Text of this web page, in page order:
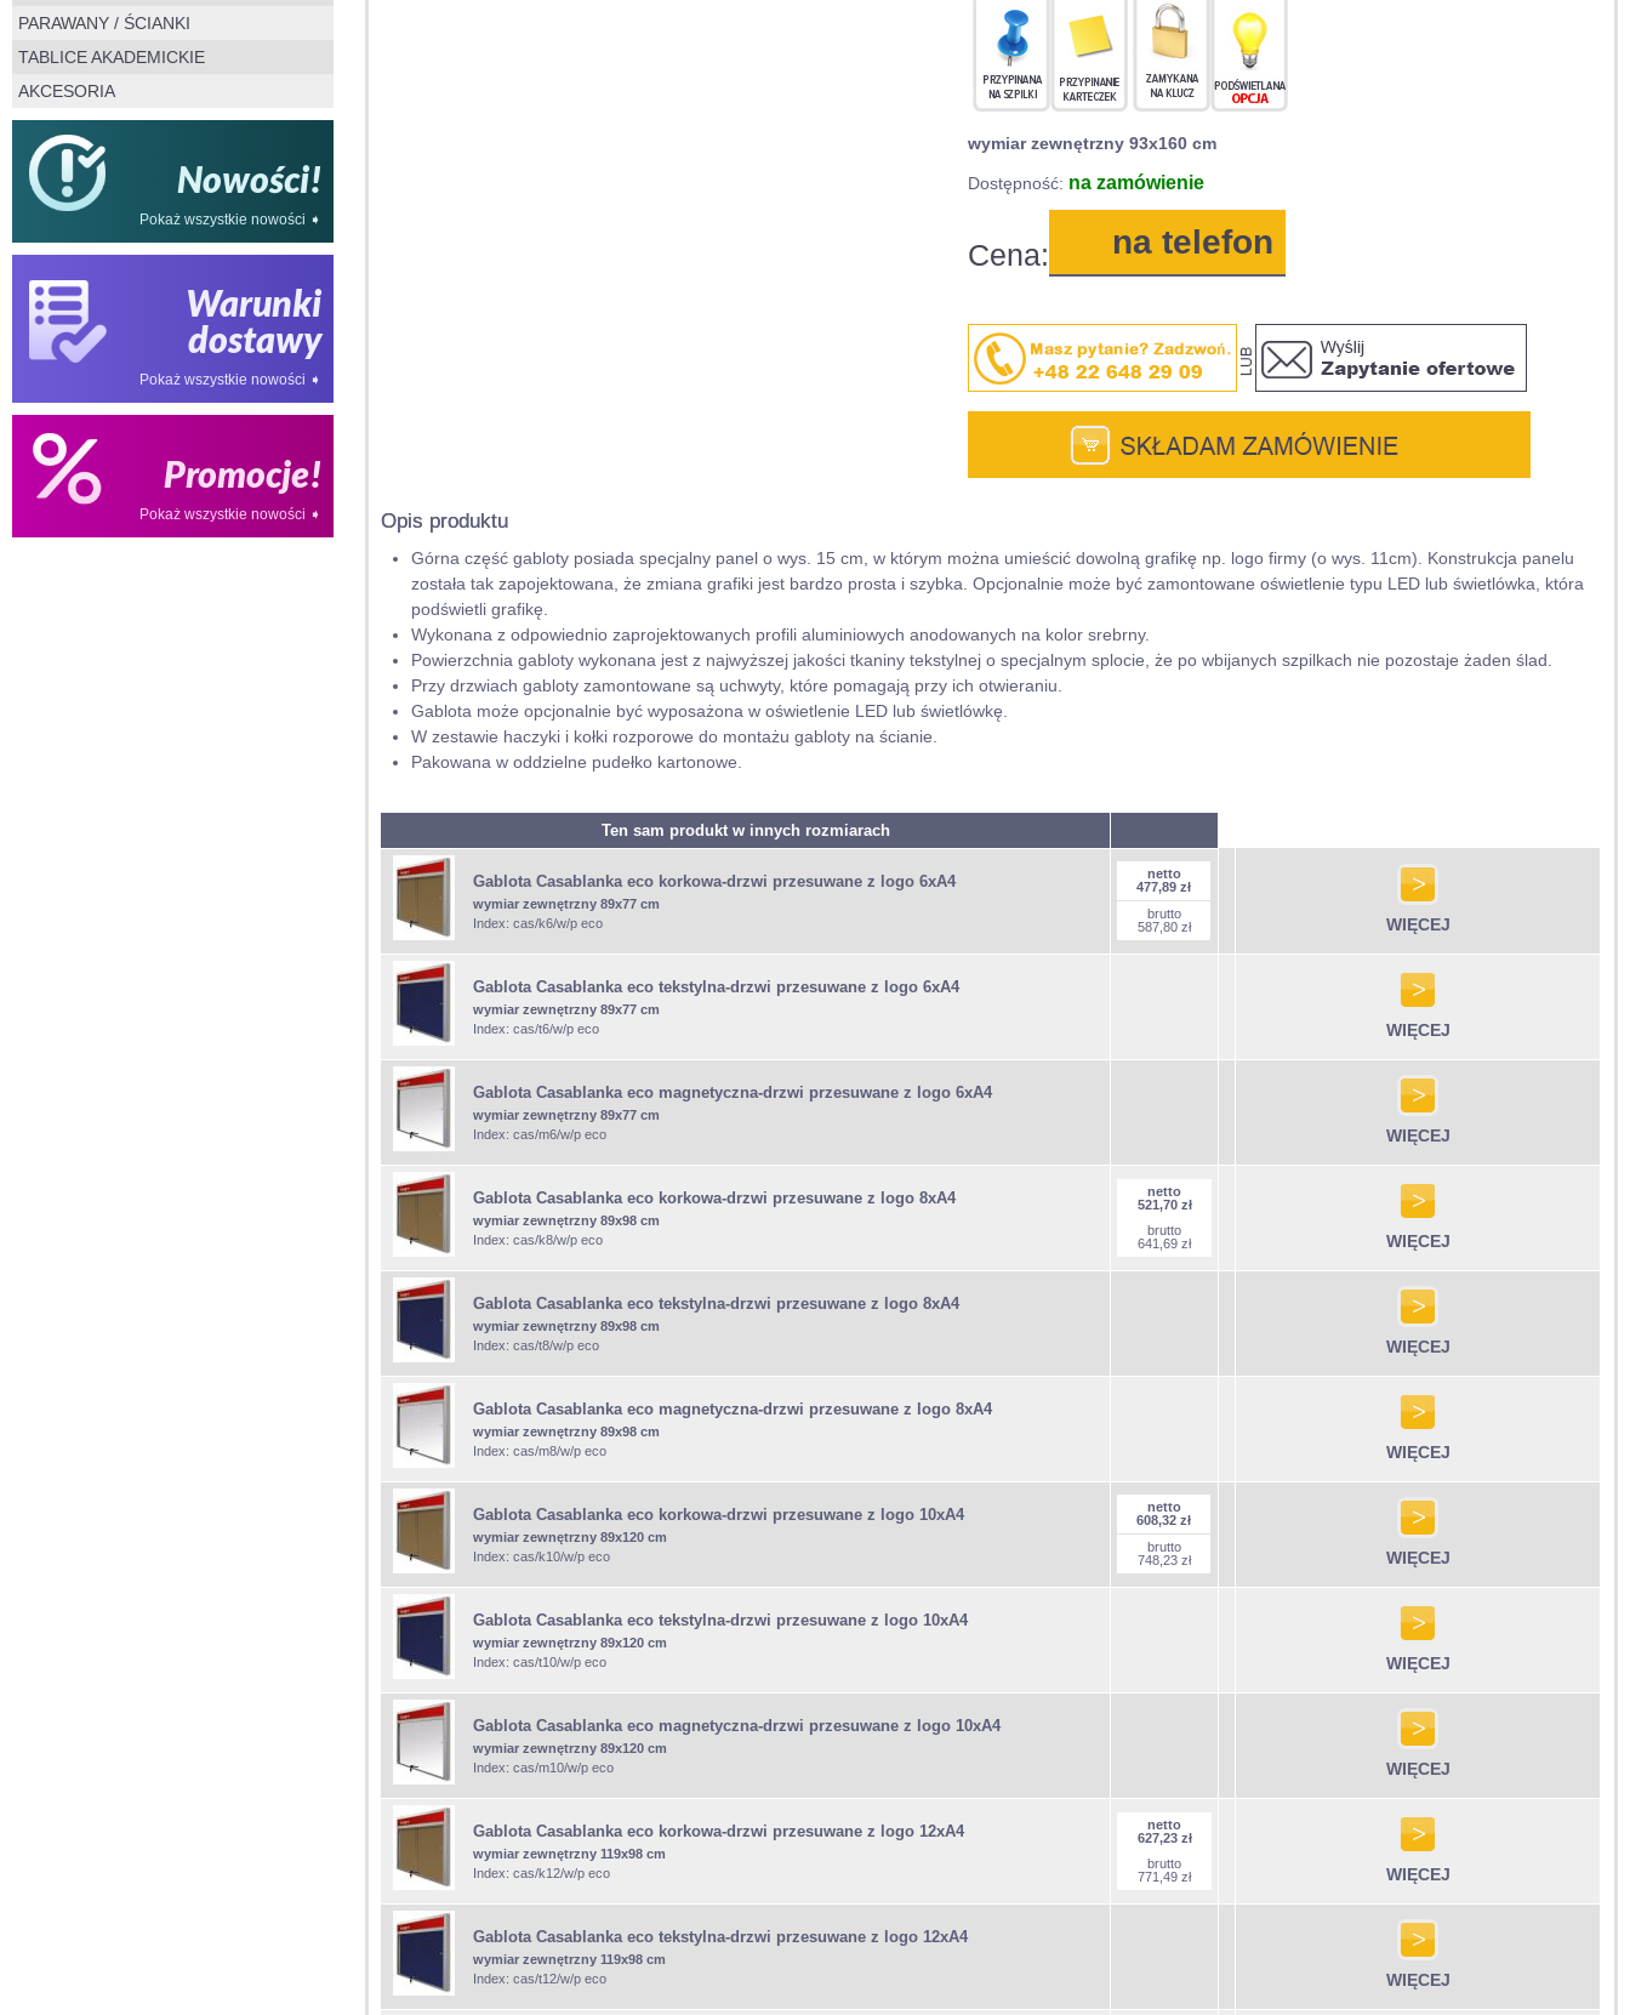
PARAWANY / ŚCIANKI
TABLICE AKADEMICKIE
AKCESORIA
Nowości!
Pokaż wszystkie nowości ➧
Warunki
dostawy
Pokaż wszystkie nowości ➧
Promocje!
Pokaż wszystkie nowości ➧
wymiar zewnętrzny 93x160 cm
Dostępność: na zamówienie
Cena: na telefon
Opis produktu
Górna część gabloty posiada specjalny panel o wys. 15 cm, w którym można umieścić dowolną grafikę np. logo firmy (o wys. 11cm). Konstrukcja panelu
została tak zapojektowana, że zmiana grafiki jest bardzo prosta i szybka. Opcjonalnie może być zamontowane oświetlenie typu LED lub świetlówka, która
podświetli grafikę.
Wykonana z odpowiednio zaprojektowanych profili aluminiowych anodowanych na kolor srebrny.
Powierzchnia gabloty wykonana jest z najwyższej jakości tkaniny tekstylnej o specjalnym splocie, że po wbijanych szpilkach nie pozostaje żaden ślad.
Przy drzwiach gabloty zamontowane są uchwyty, które pomagają przy ich otwieraniu.
Gablota może opcjonalnie być wyposażona w oświetlenie LED lub świetlówkę.
W zestawie haczyki i kołki rozporowe do montażu gabloty na ścianie.
Pakowana w oddzielne pudełko kartonowe.
Ten sam produkt w innych rozmiarach
Gablota Casablanka eco korkowa-drzwi przesuwane z logo 6xA4
wymiar zewnętrzny 89x77 cm
Index: cas/k6/w/p eco
netto
477,89 zł
brutto
587,80 zł
WIĘCEJ
Gablota Casablanka eco tekstylna-drzwi przesuwane z logo 6xA4
wymiar zewnętrzny 89x77 cm
Index: cas/t6/w/p eco
WIĘCEJ
Gablota Casablanka eco magnetyczna-drzwi przesuwane z logo 6xA4
wymiar zewnętrzny 89x77 cm
Index: cas/m6/w/p eco
WIĘCEJ
Gablota Casablanka eco korkowa-drzwi przesuwane z logo 8xA4
wymiar zewnętrzny 89x98 cm
Index: cas/k8/w/p eco
netto
521,70 zł
brutto
641,69 zł
WIĘCEJ
Gablota Casablanka eco tekstylna-drzwi przesuwane z logo 8xA4
wymiar zewnętrzny 89x98 cm
Index: cas/t8/w/p eco
WIĘCEJ
Gablota Casablanka eco magnetyczna-drzwi przesuwane z logo 8xA4
wymiar zewnętrzny 89x98 cm
Index: cas/m8/w/p eco
WIĘCEJ
Gablota Casablanka eco korkowa-drzwi przesuwane z logo 10xA4
wymiar zewnętrzny 89x120 cm
Index: cas/k10/w/p eco
netto
608,32 zł
brutto
748,23 zł
WIĘCEJ
Gablota Casablanka eco tekstylna-drzwi przesuwane z logo 10xA4
wymiar zewnętrzny 89x120 cm
Index: cas/t10/w/p eco
WIĘCEJ
Gablota Casablanka eco magnetyczna-drzwi przesuwane z logo 10xA4
wymiar zewnętrzny 89x120 cm
Index: cas/m10/w/p eco
WIĘCEJ
Gablota Casablanka eco korkowa-drzwi przesuwane z logo 12xA4
wymiar zewnętrzny 119x98 cm
Index: cas/k12/w/p eco
netto
627,23 zł
brutto
771,49 zł
WIĘCEJ
Gablota Casablanka eco tekstylna-drzwi przesuwane z logo 12xA4
wymiar zewnętrzny 119x98 cm
Index: cas/t12/w/p eco
WIĘCEJ